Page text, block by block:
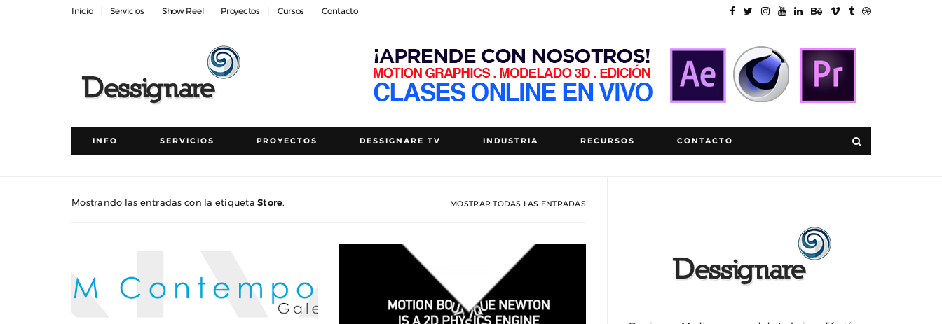
Inicio Servicios Show Reel Proyectos Cursos Contacto
INFO SERVICIOS PROYECTOS DESSIGNARE TV INDUSTRIA RECURSOS CONTACTO
Mostrando las entradas con la etiquetaStore. MOSTRAR TODAS LAS ENTRADAS